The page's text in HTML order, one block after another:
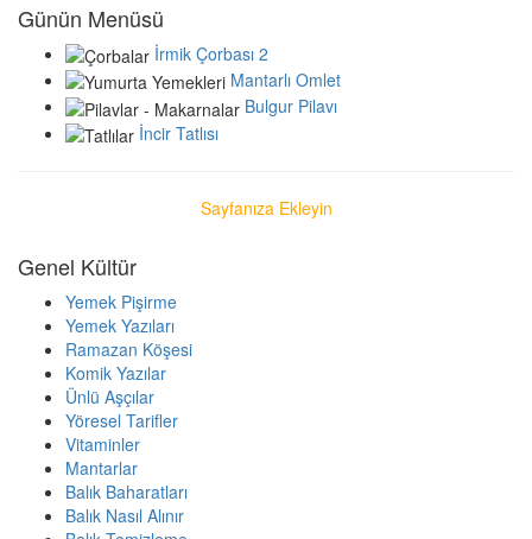
Günün Menüsü
İrmik Çorbası 2
Mantarlı Omlet
Bulgur Pilavı
İncir Tatlısı
Sayfanıza Ekleyin
Genel Kültür
Yemek Pişirme
Yemek Yazıları
Ramazan Köşesi
Komik Yazılar
Ünlü Aşçılar
Yöresel Tarifler
Vitaminler
Mantarlar
Balık Baharatları
Balık Nasıl Alınır